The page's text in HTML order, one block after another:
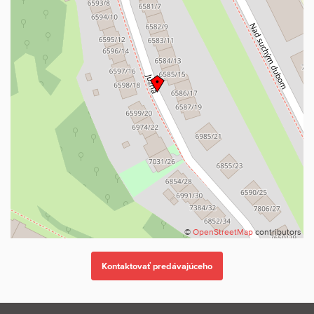
v bytoch č. 1 až 16 , exteriérové žalúzie Z90, ovládanie na stene
pre všetky fasádne okná z bytov. Na balkónových a terasových
oknách a dverách bude predpríprava pre montáž žalúzií na
diaľkové ovládanie,
v bytoch č. 17 a č. 18, budú žalúzie na všetkých oknách a dverách.
Podlahové krytiny:
v obytných miestnostiach a na chodbe laminátové podlahy zn.
EGGER hr. 7 a 8 mm, výber z viacerých farebných vzorov,
v kúpeľni a WC keramická dlažba,
na balkónoch mrazuvzdorná keramická dlažba na tmel,
na terasách 1.NP v bytoch č. 1 a č. 2, a 5.NP v bytoch č.17 a č.18
bude dlažba na terčoch.
Povrchové úpravy:
vnútorné sadrové omietky a vrchný náter v bielej farbe,
v kúpeľni a v samostatných miestnostiach WC keramický obklad,
výber z viacerých farebných prevedení a to :
obklad Rango CASUAL 600×600 RT. hr. 8,5mm Polcolorit – farba
Beige, Grey, Antracit,
© OpenStreetMapcontributors